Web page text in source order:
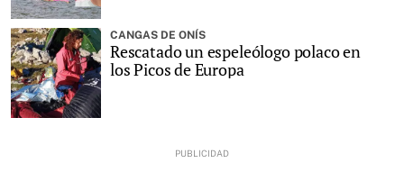
CANGAS DE ONÍS
Rescatado un espeleólogo polaco en
los Picos de Europa